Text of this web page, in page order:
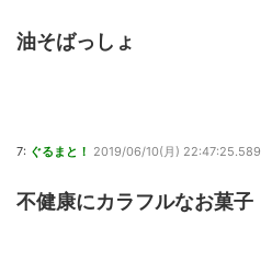
油そばっしょ
7: ぐるまと！ 2019/06/10(月) 22:47:25.589
不健康にカラフルなお菓子